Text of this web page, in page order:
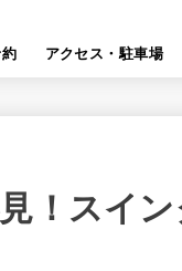
アクセス・駐車場
！スイ